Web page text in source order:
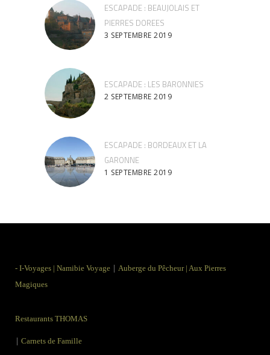
ESCAPADE : BEAUJOLAIS ET
PIERRES DOREES
3 SEPTEMBRE 2019
ESCAPADE : LES BARONNIES
2 SEPTEMBRE 2019
ESCAPADE : BORDEAUX ET LA
GARONNE
1 SEPTEMBRE 2019
- I-Voyages | Namibie Voyage | Auberge du Pêcheur | Aux Pierres
Magiques
Restaurants THOMAS
| Carnets de Famille